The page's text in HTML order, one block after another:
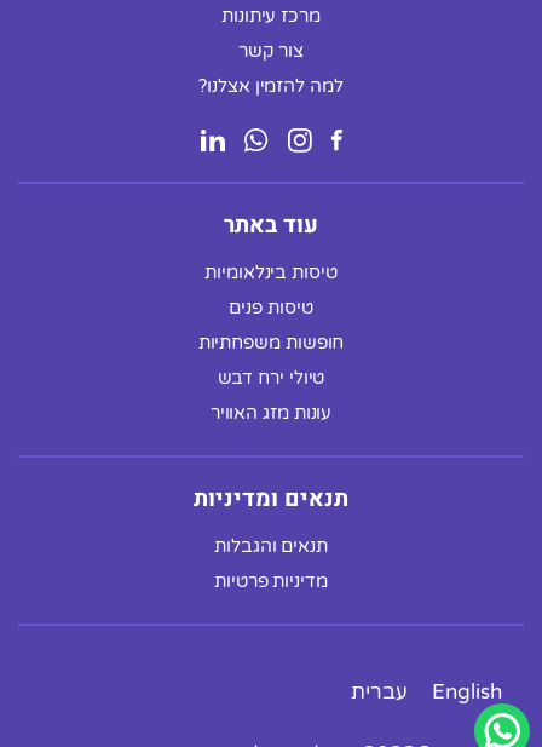
מרכז עיתונות
צור קשר
למה להזמין אצלנו?
עוד באתר
טיסות בינלאומיות
טיסות פנים
חופשות משפחתיות
טיולי ירח דבש
עונות מזג האוויר
תנאים ומדיניות
תנאים והגבלות
מדיניות פרטיות
English עברית